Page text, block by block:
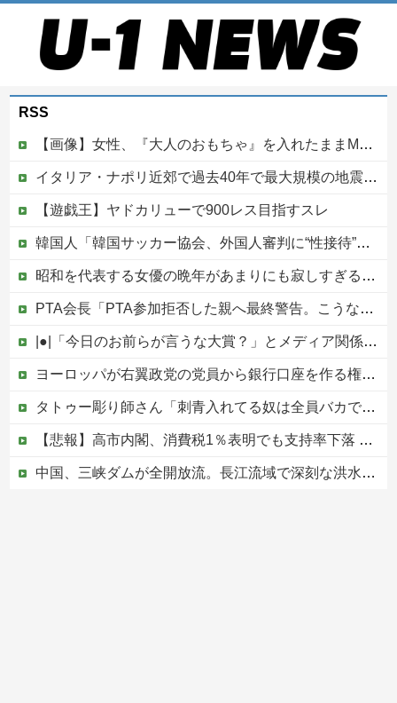
RSS
【画像】女性、『大人のおもちゃ』を入れたままMRI検査を受けた結果 →
イタリア・ナポリ近郊で過去40年で最大規模の地震「M4.7」の揺れを観測
【遊戯王】ヤドカリューで900レス目指すスレ
韓国人「韓国サッカー協会、外国人審判に“性接待”報道・・・」→「2002年の審判買収が事実だったのか？」「日本人が言ってたこと正しかったね・・・...
昭和を代表する女優の晩年があまりにも寂しすぎる！と話題に、自身の子供を餓死する寸前までネグレクトした挙句……他
PTA会長「PTA参加拒否した親へ最終警告。こうなってもいい？」
|●|「今日のお前らが言うな大賞？」とメディア関係者の一般人への苦言にツッコミ殺到、被災地の避難所でカメラまわすのは……
ヨーロッパが右翼政党の党員から銀行口座を作る権利を剥奪、そのせいで皮肉すぎる展開に突入しており……
タトゥー彫り師さん「刺青入れてる奴は全員バカです」→30万再生ｗｗｗｗｗｗ
【悲報】高市内閣、消費税1％表明でも支持率下落 →ついに６割割れ
中国、三峡ダムが全開放流。長江流域で深刻な洪水被害